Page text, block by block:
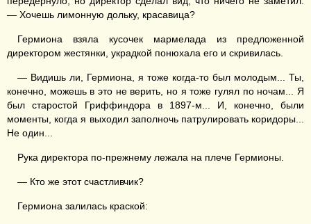
— Хочешь лимонную дольку, красавица?
Гермиона взяла кусочек мармелада из предложенной
директором жестянки, украдкой понюхала его и скривилась.
— Видишь ли, Гермиона, я тоже когда-то был молодым... Ты,
конечно, можешь в это не верить, но я тоже гулял по ночам... Я
был старостой Гриффиндора в 1897-м... И, конечно, были
моменты, когда я выходил заполночь патрулировать коридоры...
Не один...
Рука директора по-прежнему лежала на плече Гермионы.
— Кто же этот счастливчик?
Гермиона залилась краской: